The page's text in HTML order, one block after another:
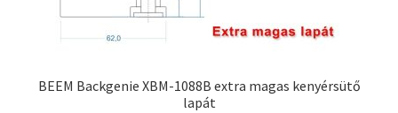
BEEM Backgenie XBM-1088B extra magas kenyérsütő
lapát